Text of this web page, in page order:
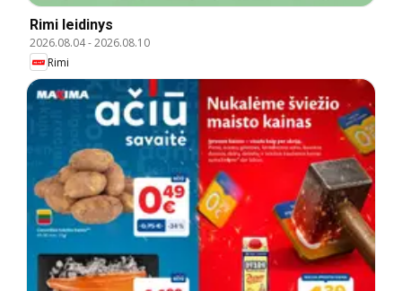
Rimi leidinys
2026.08.04-2026.08.10
Rimi